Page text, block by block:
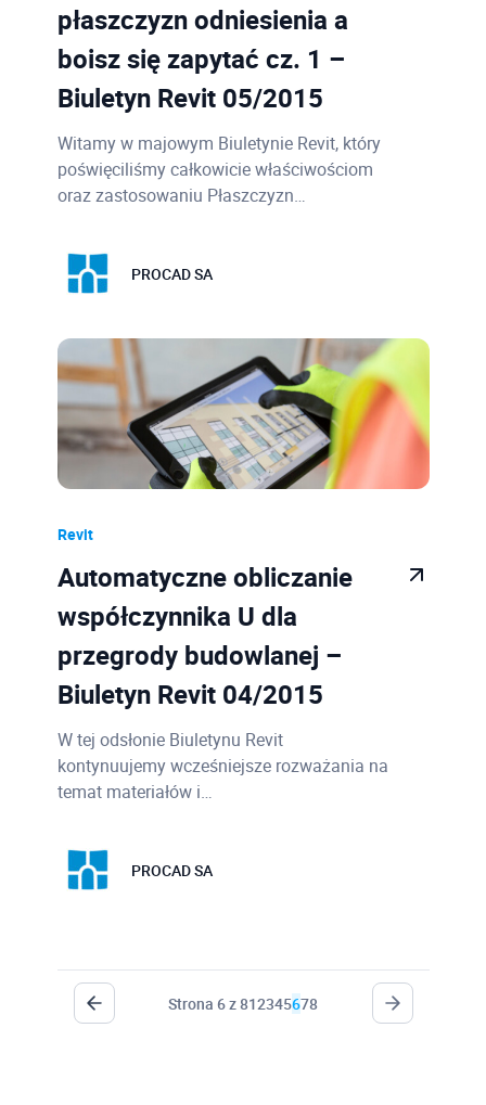
płaszczyzn odniesienia a
boisz się zapytać cz. 1 –
Biuletyn Revit 05/2015
Witamy w majowym Biuletynie Revit, który
poświęciliśmy całkowicie właściwościom
oraz zastosowaniu Płaszczyzn…
PROCAD SA
Revit
Automatyczne obliczanie
współczynnika U dla
przegrody budowlanej –
Biuletyn Revit 04/2015
W tej odsłonie Biuletynu Revit
kontynuujemy wcześniejsze rozważania na
temat materiałów i…
PROCAD SA
Strona 6 z 812345678